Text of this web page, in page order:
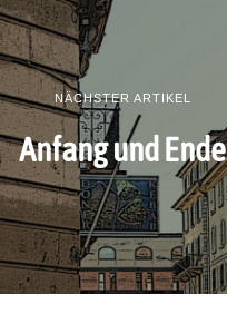
NÄCHSTER ARTIKEL
Anfang und Ende